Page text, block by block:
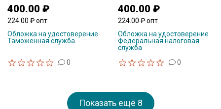
400.00 ₽
224.00 ₽ опт
Обложка на удостоверение
Таможенная служба
0
400.00 ₽
224.00 ₽ опт
Обложка на удостоверение
Федеральная налоговая
служба
0
Показать ещё 8